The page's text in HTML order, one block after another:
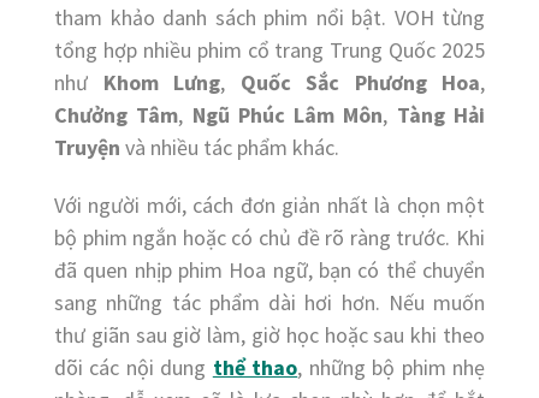
tham khảo danh sách phim nổi bật. VOH từng
tổng hợp nhiều phim cổ trang Trung Quốc 2025
như Khom Lưng, Quốc Sắc Phương Hoa,
Chưởng Tâm, Ngũ Phúc Lâm Môn, Tàng Hải
Truyện và nhiều tác phẩm khác.
Với người mới, cách đơn giản nhất là chọn một
bộ phim ngắn hoặc có chủ đề rõ ràng trước. Khi
đã quen nhịp phim Hoa ngữ, bạn có thể chuyển
sang những tác phẩm dài hơi hơn. Nếu muốn
thư giãn sau giờ làm, giờ học hoặc sau khi theo
dõi các nội dung thể thao, những bộ phim nhẹ